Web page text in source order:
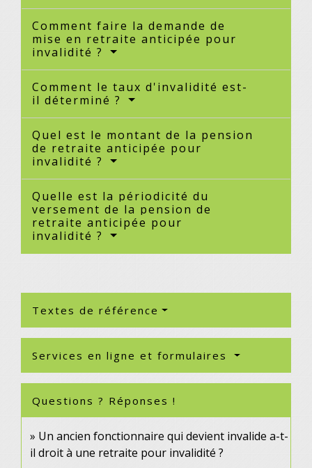
Comment faire la demande de
mise en retraite anticipée pour
invalidité ?
Comment le taux d'invalidité est-
il déterminé ?
Quel est le montant de la pension
de retraite anticipée pour
invalidité ?
Quelle est la périodicité du
versement de la pension de
retraite anticipée pour
invalidité ?
Textes de référence
Services en ligne et formulaires
Questions ? Réponses !
Un ancien fonctionnaire qui devient invalide a-t-
il droit à une retraite pour invalidité ?